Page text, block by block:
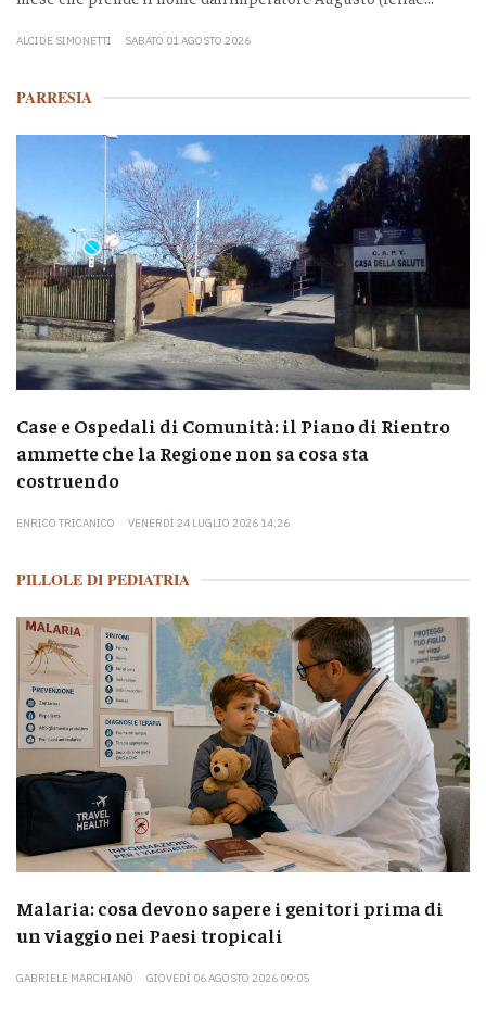
ALCIDE SIMONETTI SABATO 01 AGOSTO 2026
PARRESIA
Case e Ospedali di Comunità: il Piano di Rientro
ammette che la Regione non sa cosa sta
costruendo
ENRICO TRICANICO VENERDÌ 24 LUGLIO 2026 14:26
PILLOLE DI PEDIATRIA
Malaria: cosa devono sapere i genitori prima di
un viaggio nei Paesi tropicali
GABRIELE MARCHIANÒ GIOVEDÌ 06 AGOSTO 2026 09:05